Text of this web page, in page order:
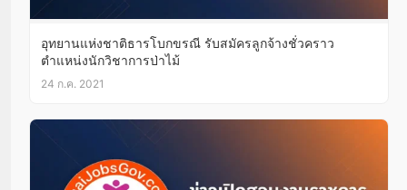
อุทยานแห่งชาติธารโบกขรณี รับสมัครลูกจ้างชั่วคราว
ตำแหน่งนักวิชาการป่าไม้
24 ก.ค. 2021